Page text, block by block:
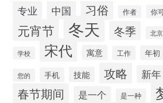
专业 中国 习俗 作者 你
元宵节 冬天 冬季 北京
学校 宋代 寓意 工作 年初
您的 手机 技能 攻略 新年
春节期间 是一个 是一种